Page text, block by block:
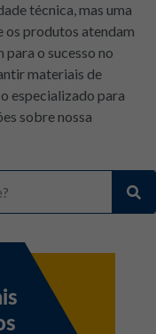
técnica, mas uma
os produtos atendam
o sucesso no
materiais de
especializado para
sobre nossa